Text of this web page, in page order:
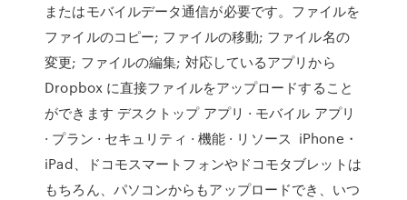
またはモバイルデータ通信が必要です。ファイルを
ファイルのコピー; ファイルの移動; ファイル名の
変更; ファイルの編集; 対応しているアプリから
Dropbox に直接ファイルをアップロードすること
ができます デスクトップ アプリ · モバイル アプリ
· プラン · セキュリティ · 機能 · リソース iPhone・
iPad、ドコモスマートフォンやドコモタブレットは
もちろん、パソコンからもアップロードでき、いつ